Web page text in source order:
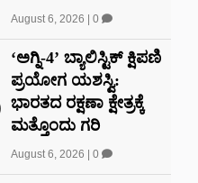
August 6, 2026 0
‘ಅಗ್ನಿ-4’ ಬ್ಯಾಲಿಸ್ಟಿಕ್ ಕ್ಷಿಪಣಿ
ಪ್ರಯೋಗ ಯಶಸ್ವಿ:
ಭಾರತದ ರಕ್ಷಣಾ ಕ್ಷೇತ್ರಕ್ಕೆ
ಮತ್ತೊಂದು ಗರಿ
August 6, 2026 0